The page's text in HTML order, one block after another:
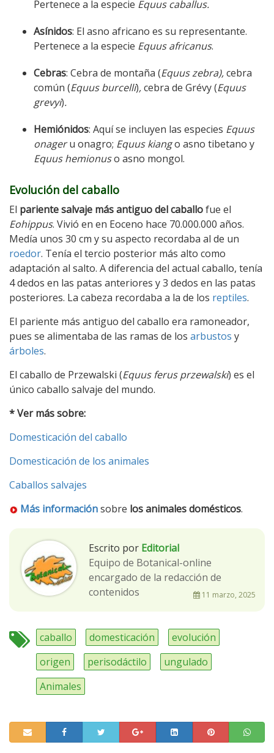
Pertenece a la especie Equus caballus.
Asínidos: El asno africano es su representante.
Pertenece a la especie Equus africanus.
Cebras: Cebra de montaña (Equus zebra),cebra
común (Equus burcelli),cebra de Grévy (Equus
grevyi).
Hemiónidos: Aquí se incluyen las especies Equus
onageru onagro; Equus kiango asno tibetano y
Equus hemionuso asno mongol.
Evolución del caballo
El pariente salvaje más antiguo del caballofue el
Eohippus. Vivió en en Eoceno hace 70.000.000 años.
Medía unos 30 cm y su aspecto recordaba al de un
roedor. Tenía el tercio posterior más alto como
adaptación al salto. A diferencia del actual caballo, tenía
4 dedos en las patas anteriores y 3 dedos en las patas
posteriores. La cabeza recordaba a la de los reptiles.
El pariente más antiguo del caballo era ramoneador,
pues se alimentaba de las ramas de los arbustos y
árboles.
El caballo de Przewalski (Equus ferus przewalski) es el
único caballo salvaje del mundo.
* Ver más sobre:
Domesticación del caballo
Domesticación de los animales
Caballos salvajes
Más informaciónsobre los animales domésticos.
Escrito por Editorial
Equipo de Botanical-online
encargado de la redacción de
contenidos
11 marzo, 2025
caballo domesticación
evolución
origen
perisodáctilo
ungulado
Animales